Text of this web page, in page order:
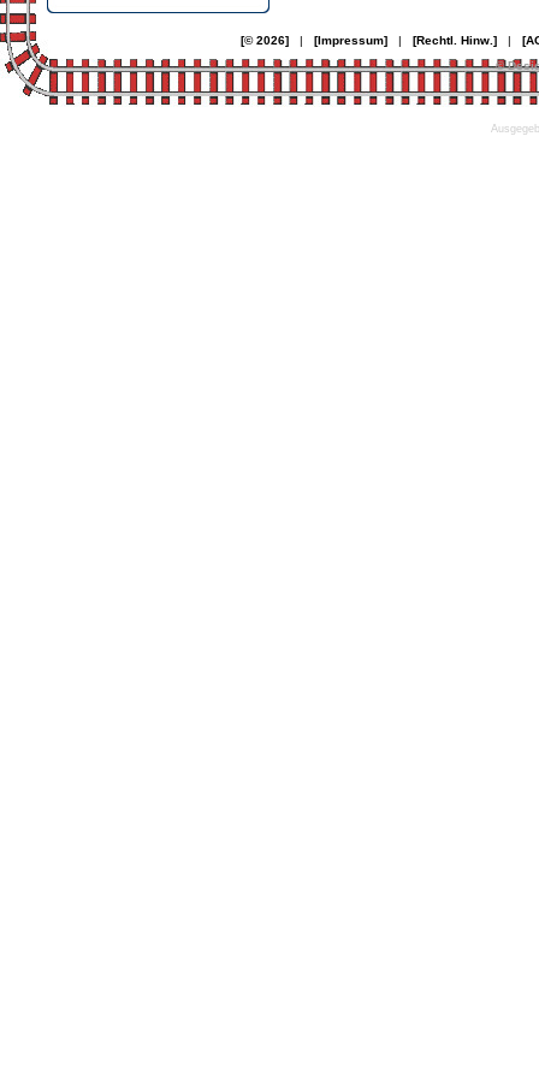
[© 2026]| [Impressum]| [Rechtl. Hinw.]|
©